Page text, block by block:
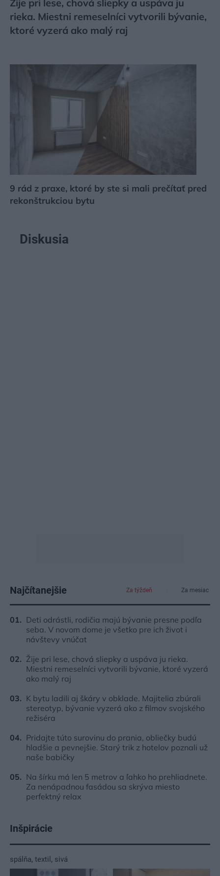
Žije pri lese, chová sliepky a uspáva ju
rieka. Miestni remeselníci vytvorili bývanie,
ktoré vyzerá ako malý raj
9 rád z praxe, ktoré by ste si mali prečítať pred
rekonštrukciou bytu
Diskusia
Najčítanejšie Za týždeň Za mesiac
Deti odrástli, rodičia majú bývanie presne podľa
seba. V novom dome je všetko pre ich život i
návštevy vnúčat
Žije pri lese, chová sliepky a uspáva ju rieka.
Miestni remeselníci vytvorili bývanie, ktoré vyzerá
ako malý raj
K bytu ladili aj škáry v obklade. Majitelia zbúrali
stereotyp, bývanie vyzerá ako z filmov svojského
režiséra
Pridajte túto surovinu do prania, obliečky budú
hladšie a pevnejšie. Starý trik z hotelov poznali už
naše babičky
Na šírku má len 5 metrov a ľahko ho prehliadnete.
Za nenápadnou fasádou sa skrýva miesto
perfektný relax
Inšpirácie
spálňa, textil , sivá